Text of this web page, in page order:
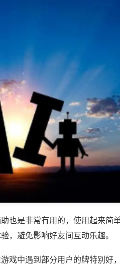
也是非常有用的，使用起来简
，避免影响好友间互动乐趣。
戏中遇到部分用户的牌特别好